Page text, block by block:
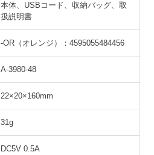
本体、USBコード、収納バッグ、取
扱説明書
-OR（オレンジ）：4595055484456
A-3980-48
22×20×160mm
31g
DC5V 0.5A